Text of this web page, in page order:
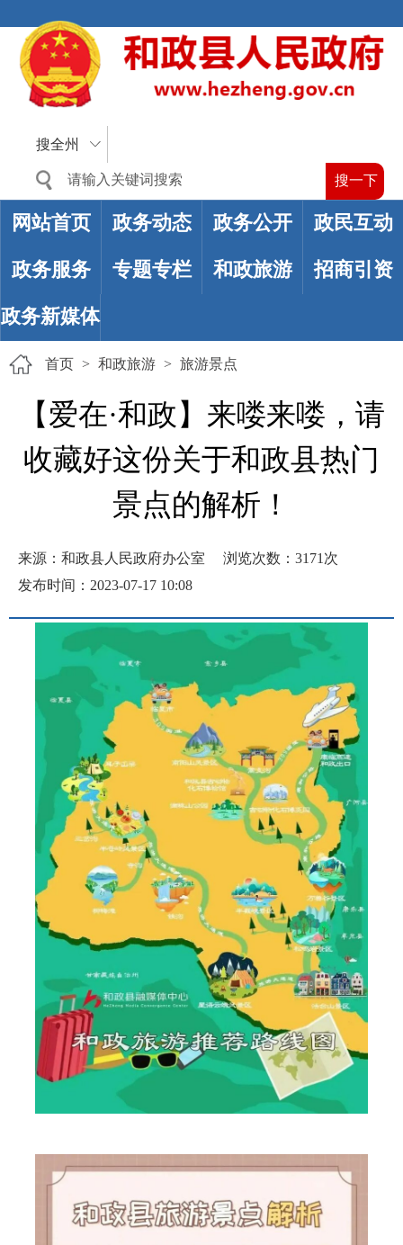
搜全州
网站首页 政务动态 政务公开 政民互动
政务服务 专题专栏 和政旅游 招商引资
政务新媒体
首页 > 和政旅游 > 旅游景点
【爱在·和政】来喽来喽，请
收藏好这份关于和政县热门
景点的解析！
来源：和政县人民政府办公室 浏览次数： 3171 次
发布时间：2023-07-17 10:08